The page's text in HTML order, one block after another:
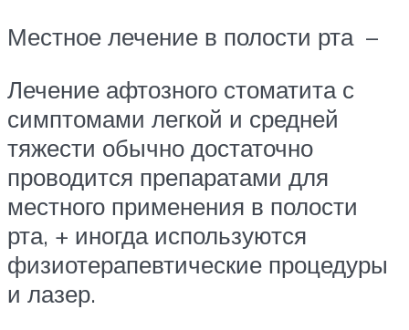
Местное лечение в полости рта –
Лечение афтозного стоматита с
симптомами легкой и средней
тяжести обычно достаточно
проводится препаратами для
местного применения в полости
рта, + иногда используются
физиотерапевтические процедуры
и лазер.